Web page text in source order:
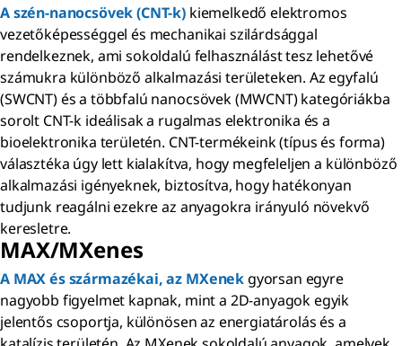
A szén-nanocsövek (CNT-k) kiemelkedő elektromos
vezetőképességgel és mechanikai szilárdsággal
rendelkeznek, ami sokoldalú felhasználást tesz lehetővé
számukra különböző alkalmazási területeken. Az egyfalú
(SWCNT) és a többfalú nanocsövek (MWCNT) kategóriákba
sorolt CNT-k ideálisak a rugalmas elektronika és a
bioelektronika területén. CNT-termékeink (típus és forma)
választéka úgy lett kialakítva, hogy megfeleljen a különböző
alkalmazási igényeknek, biztosítva, hogy hatékonyan
tudjunk reagálni ezekre az anyagokra irányuló növekvő
keresletre.
MAX/MXenes
A MAX és származékai, az MXenek gyorsan egyre
nagyobb figyelmet kapnak, mint a 2D-anyagok egyik
jelentős csoportja, különösen az energiatárolás és a